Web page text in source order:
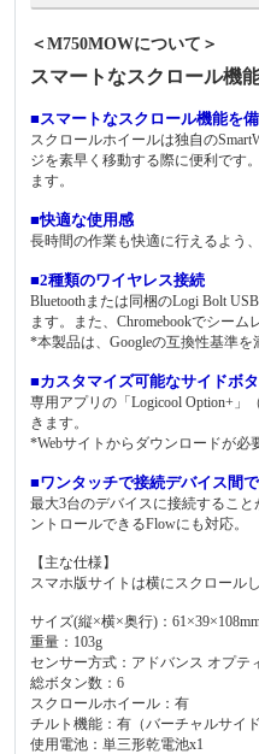
＜M750MOWについて＞
スマートなスクロール機
■スマートなスクロール機能を
スクロールホイールは独自の
ジを素早く移動する際に便利です
ます。
■快適な使用感
長時間の作業も快適に行えるよう
■2種類のワイヤレス接続
Bluetoothまたは同梱のLogi Bolt
ます。また、Chromebookでシー
*本製品は、Googleの互換性基準
■カスタマイズ可能なサイドボ
専用アプリの「Logicool Option+
きます。
*Webサイトからダウンロードが必
■ワンタッチで接続デバイス間
最大3台のデバイスに接続するこ
ントロールできるFlowにも対応。
【主な仕様】
スマホ版サイトは横にスクロール
サイズ(縦×横×奥行)：
重量：103g
センサー方式：アドバンス オプテ
総ボタン数：6
スクロールホイール：有
チルト機能：有（バーチャルサイ
使用電池：単三形乾電池x1